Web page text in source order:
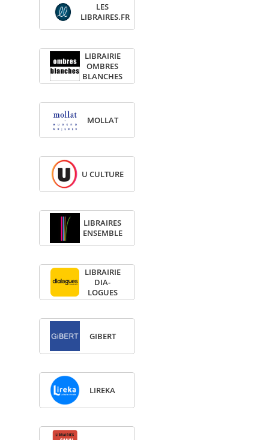
LES
LIBRAIRES.FR
LIBRAI­RIE
OMBRES
BLANCHES
MOL­LAT
U CULTURE
LIBRAIRES
ENSEMBLE
LIBRAI­RIE
DIA­
LOGUES
GIBERT
LIREKA